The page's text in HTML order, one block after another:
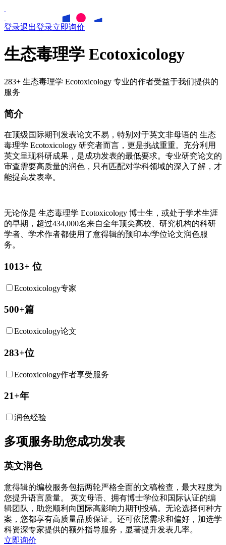
登录退出登录立即询价
生态毒理学 Ecotoxicology
283+ 生态毒理学 Ecotoxicology 专业的作者受益于我们提供的
服务
简介
在顶级国际期刊发表论文不易，特别对于英文非母语的 生态
毒理学 Ecotoxicology 研究者而言，更是挑战重重。充分利用
英文呈现科研成果，是成功发表的最低要求。专业研究论文的
审查需要高质量的润色，只有匹配对学科领域的深入了解，才
能提高发表率。
无论你是 生态毒理学 Ecotoxicology 博士生，或处于学术生涯
的早期，超过434,000名来自全年顶尖高校、研究机构的科研
学者、学术作者都使用了意得辑的预印本/学位论文润色服
务。
1013+ 位
Ecotoxicology专家
500+篇
Ecotoxicology论文
283+位
Ecotoxicology作者享受服务
21+年
润色经验
多项服务助您成功发表
英文润色
意得辑的编校服务包括两轮严格全面的文稿检查，最大程度为
您提升语言质量。 英文母语、拥有博士学位和国际认证的编
辑团队，助您顺利向国际高影响力期刊投稿。无论选择何种方
案，您都享有高质量品质保证。还可依照需求和偏好，加选学
科资深专家提供的额外指导服务，显著提升发表几率。
立即询价